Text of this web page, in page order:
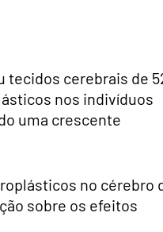
tecidos cerebrais de
nos indivíduos
uma crescente
no cérebro
sobre os efeitos